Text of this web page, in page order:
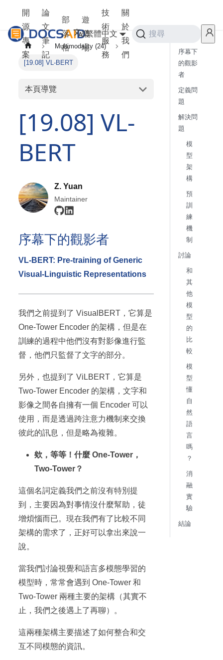
開
源
專
案
論
文
筆
記
部
落
格
遊
樂
場
技
術
服
務
關
於
我
們
繁體中文 搜尋
Multimodality (24)
[19.08] VL-BERT
本頁導覽
[19.08] VL-
BERT
Z. Yuan
Maintainer
序幕下的觀影者
VL-BERT: Pre-training of Generic
Visual-Linguistic Representations
我們之前提到了 VisualBERT，它算是
One-Tower Encoder 的架構，但是在
訓練的過程中他們沒有對影像進行監
督，他們只監督了文字的部分。
另外，也提到了 ViLBERT，它算是
Two-Tower Encoder 的架構，文字和
影像之間各自擁有一個 Encoder 可以
使用，而是透過跨注意力機制來交換
彼此的訊息，但是略為複雜。
欸，等等！什麼 One-Tower，
Two-Tower？
這個名詞定義我們之前沒有特別提
到，主要因為對事情沒什麼幫助，徒
增煩惱而已。現在我們有了比較不同
架構的需求了，正好可以拿出來說一
說。
當我們討論視覺和語言多模態學習的
模型時，常常會遇到 One-Tower 和
Two-Tower 兩種主要的架構（其實不
止，我們之後遇上了再聊）。
這兩種架構主要描述了如何整合和交
互不同模態的資訊。
序幕下
的觀影
者
定義問
題
解決問
題
模
型
架
構
預
訓
練
機
制
討論
和
其
他
模
型
的
比
較
模
型
懂
自
然
語
言
嗎
？
消
融
實
驗
結論